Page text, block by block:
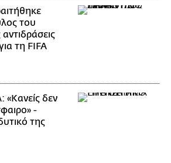
του
αντιδράσεις
τη FIFA
«Κανείς δεν
-
της